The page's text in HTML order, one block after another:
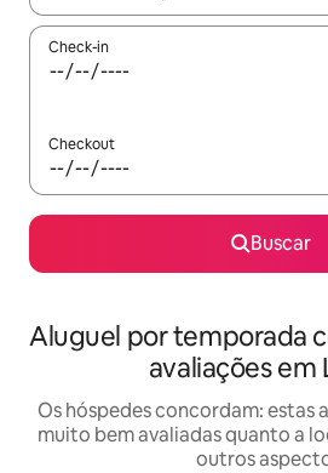
Check-in
Checkout
Buscar
Aluguel por temporada
avaliações em
Os hóspedes concordam: estas
muito bem avaliadas quanto a
outros